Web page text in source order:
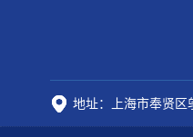
地址：上海市奉贤区